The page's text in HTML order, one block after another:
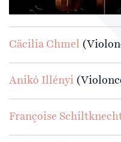
Cäcilia Chmel
Anikó Illényi
Françoise